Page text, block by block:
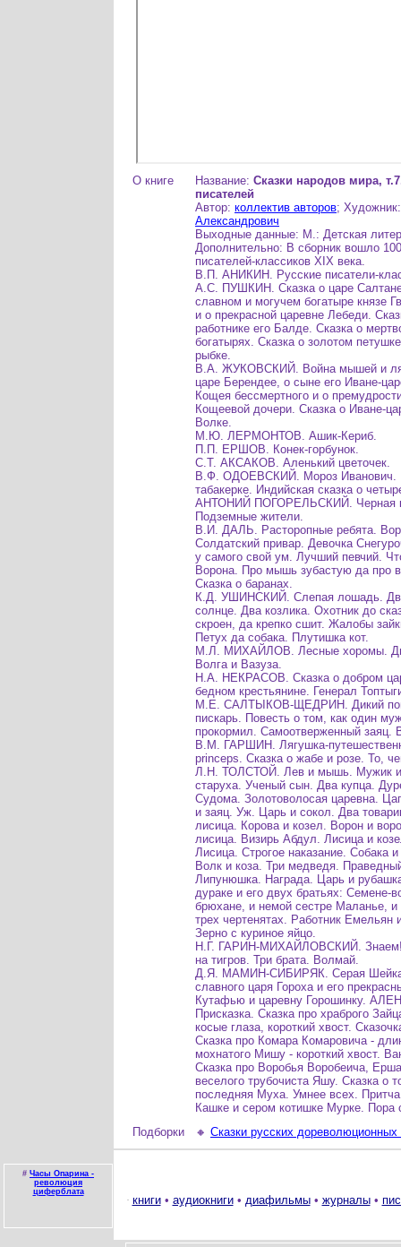
О книге Название: Сказки народов мира,
писателей
Автор: коллектив авторов;
Александрович
Выходные данные: М.: Детская
Дополнительно: В сборник вошло
писателей-классиков XIX века.
В.П. АНИКИН. Русские писатели-
А.С. ПУШКИН. Сказка о царе
славном и могучем богатыре князе
и о прекрасной царевне Лебеди.
работнике его Балде. Сказка о
богатырях. Сказка о золотом
рыбке.
В.А. ЖУКОВСКИЙ. Война мышей и
царе Берендее, о сыне его Иване-
Кощея бессмертного и о
Кощеевой дочери. Сказка о Иване-
Волке.
М.Ю. ЛЕРМОНТОВ. Ашик-Кериб.
П.П. ЕРШОВ. Конек-горбунок.
С.Т. АКСАКОВ. Аленький цветочек.
В.Ф. ОДОЕВСКИЙ. Мороз Иванович.
табакерке. Индийская сказка о
АНТОНИЙ ПОГОРЕЛЬСКИЙ. Черная
Подземные жители.
В.И. ДАЛЬ. Расторопные ребята.
Солдатский привар. Девочка
у самого свой ум. Лучший певчий.
Ворона. Про мышь зубастую да про
Сказка о баранах.
К.Д. УШИНСКИЙ. Слепая лошадь.
солнце. Два козлика. Охотник до
скроен, да крепко сшит. Жалобы
Петух да собака. Плутишка кот.
М.Л. МИХАЙЛОВ. Лесные хоромы.
Волга и Вазуза.
Н.А. НЕКРАСОВ. Сказка о добром
бедном крестьянине. Генерал
М.Е. САЛТЫКОВ-ЩЕДРИН. Дикий
пискарь. Повесть о том, как один
прокормил. Самоотверженный заяц.
В.М. ГАРШИН. Лягушка-
princeps. Сказка о жабе и розе. То,
Л.Н. ТОЛСТОЙ. Лев и мышь. Мужик и
старуха. Ученый сын. Два купца.
Судома. Золотоволосая царевна.
и заяц. Уж. Царь и сокол. Два
лисица. Корова и козел. Ворон и
лисица. Визирь Абдул. Лисица и
Лисица. Строгое наказание. Собака
Волк и коза. Три медведя.
Липунюшка. Награда. Царь и
дураке и его двух братьях: Семене-
брюхане, и немой сестре Маланье, и
трех чертенятах. Работник Емельян
Зерно с куриное яйцо.
Н.Г. ГАРИН-МИХАЙЛОВСКИЙ. Знаем!
на тигров. Три брата. Волмай.
Д.Я. МАМИН-СИБИРЯК. Серая
славного царя Гороха и его
Кутафью и царевну Горошинку.
Присказка. Сказка про храброго
косые глаза, короткий хвост.
Сказка про Комара Комаровича -
мохнатого Мишу - короткий хвост.
Сказка про Воробья Воробеича,
веселого трубочиста Яшу. Сказка о
последняя Муха. Умнее всех.
Кашке и сером котишке Мурке. Пора
Подборки
🔸 Сказки русских дореволюционных
# Часы Опарина -
революция
циферблата
книги• аудиокниги• диафильмы• журналы•